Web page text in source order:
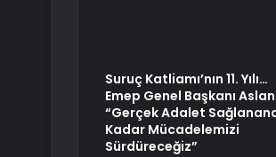
Suruç Katliamı’nın 11. Yılı…
Emep Genel Başkanı
“Gerçek Adalet
Kadar Mücadelemizi
Sürdüreceğiz”